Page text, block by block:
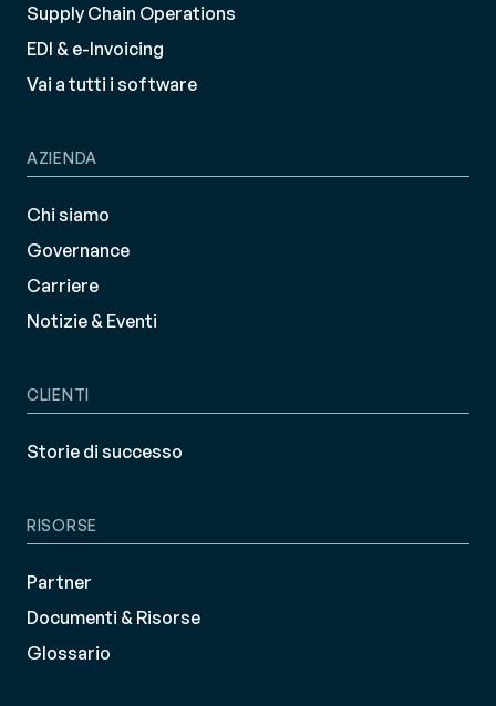
Supply Chain Operations
EDI & e-Invoicing
Vai a tutti i software
AZIENDA
Chi siamo
Governance
Carriere
Notizie & Eventi
CLIENTI
Storie di successo
RISORSE
Partner
Documenti & Risorse
Glossario